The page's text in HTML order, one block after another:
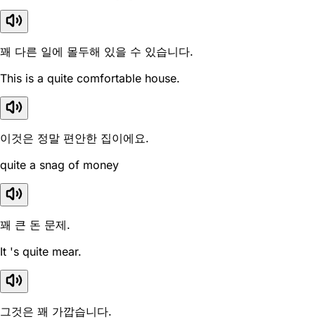
꽤 다른 일에 몰두해 있을 수 있습니다.
This is a quite comfortable house.
이것은 정말 편안한 집이에요.
quite a snag of money
꽤 큰 돈 문제.
It 's quite mear.
그것은 꽤 가깝습니다.